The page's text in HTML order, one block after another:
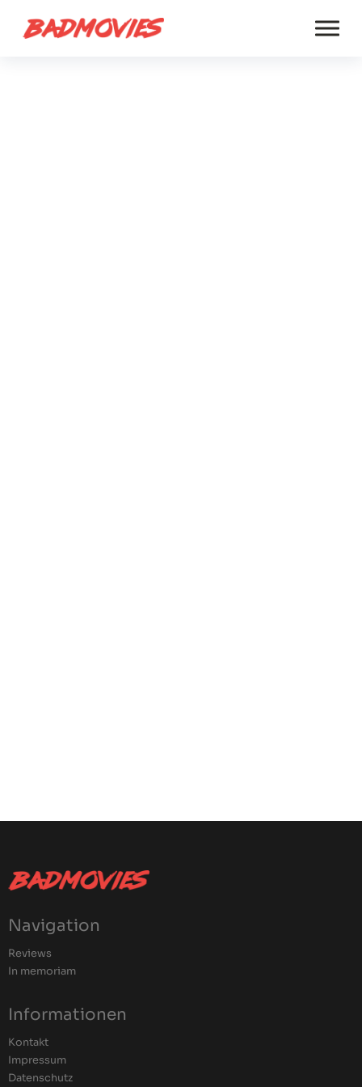
Navigation
Reviews
In memoriam
Informationen
Kontakt
Impressum
Datenschutz